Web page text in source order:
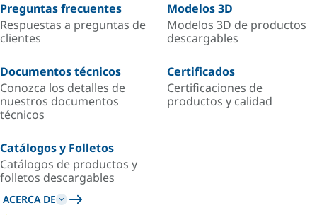
Preguntas frecuentes
Respuestas a preguntas de
clientes
Modelos 3D
Modelos 3D de productos
descargables
Documentos técnicos
Conozca los detalles de
nuestros documentos
técnicos
Certificados
Certificaciones de
productos y calidad
Catálogos y Folletos
Catálogos de productos y
folletos descargables
ACERCA DE